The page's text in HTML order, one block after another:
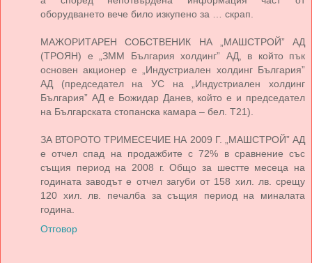
оборудването вече било изкупено за … скрап.
МАЖОРИТАРЕН СОБСТВЕНИК НА „МАШСТРОЙ” АД
(ТРОЯН) е „ЗММ България холдинг” АД, в който пък
основен акционер е „Индустриален холдинг България”
АД (председател на УС на „Индустриален холдинг
България” АД е Божидар Данев, който е и председател
на Българската стопанска камара – бел. Т21).
ЗА ВТОРОТО ТРИМЕСЕЧИЕ НА 2009 Г. „МАШСТРОЙ” АД
е отчел спад на продажбите с 72% в сравнение със
същия период на 2008 г. Общо за шестте месеца на
годината заводът е отчел загуби от 158 хил. лв. срещу
120 хил. лв. печалба за същия период на миналата
година.
Отговор